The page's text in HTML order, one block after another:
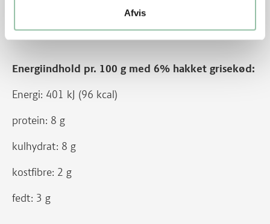
Afvis
Energiindhold pr. 100 g med 6% hakket grisekød:
Energi: 401 kJ (96 kcal)
protein: 8 g
kulhydrat: 8 g
kostfibre: 2 g
fedt: 3 g